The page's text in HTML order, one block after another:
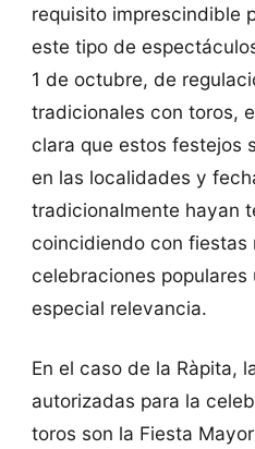
requisito imprescindible
este tipo de
1 de octubre, de
tradicionales con toros,
clara que estos festejos
en las localidades y
tradicionalmente hayan
coincidiendo con fiestas
celebraciones
especial relevancia.
En el caso de la Ràpita,
autorizadas para la
toros son la Fiesta